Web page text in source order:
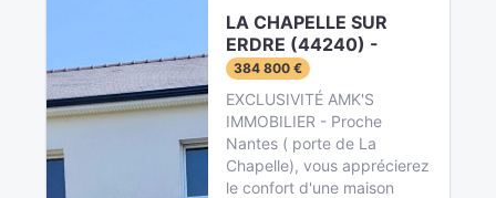
LA CHAPELLE SUR
ERDRE (44240) -
384 800 €
EXCLUSIVITÉ AMK'S
IMMOBILIER - Proche
Nantes ( porte de La
Chapelle), vous apprécierez
le confort d'une maison